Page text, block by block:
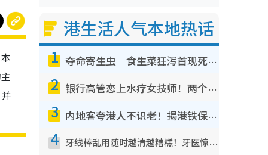
港生活人气本地热话
1 夺命寄生虫｜食生菜狂泻首现死者！疫潮恶化录1.8万宗病例 揭洗菜3大谬误
2 银行高管恋上水疗女技师！两个月借128万惊觉“沉船”沉落火海 揭背后疑似邪教操控卖淫
3 内地客夸港人不识老！揭港铁保鲜级冷气 港人求放过：别投诉
4 牙线棒乱用随时越清越糟糕！牙医惊揭盲目过户细菌恐致蛀牙：这种才是日常真保养